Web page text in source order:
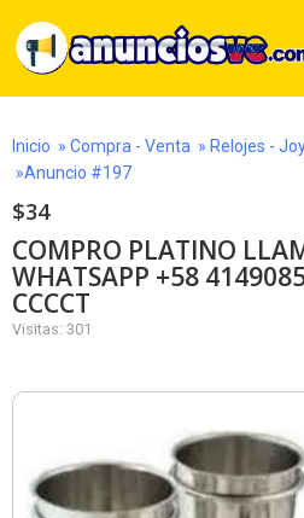
Inicio » Compra - Venta » Relojes -
»Anuncio #197
$34
COMPRO PLATINO
WHATSAPP +58
CCCCT
Visitas: 301